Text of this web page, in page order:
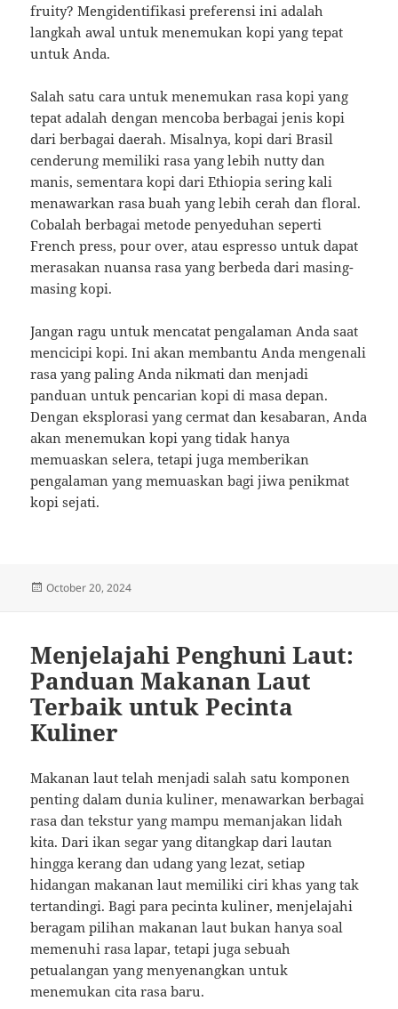
fruity? Mengidentifikasi preferensi ini adalah
langkah awal untuk menemukan kopi yang tepat
untuk Anda.
Salah satu cara untuk menemukan rasa kopi yang
tepat adalah dengan mencoba berbagai jenis kopi
dari berbagai daerah. Misalnya, kopi dari Brasil
cenderung memiliki rasa yang lebih nutty dan
manis, sementara kopi dari Ethiopia sering kali
menawarkan rasa buah yang lebih cerah dan floral.
Cobalah berbagai metode penyeduhan seperti
French press, pour over, atau espresso untuk dapat
merasakan nuansa rasa yang berbeda dari masing-
masing kopi.
Jangan ragu untuk mencatat pengalaman Anda saat
mencicipi kopi. Ini akan membantu Anda mengenali
rasa yang paling Anda nikmati dan menjadi
panduan untuk pencarian kopi di masa depan.
Dengan eksplorasi yang cermat dan kesabaran, Anda
akan menemukan kopi yang tidak hanya
memuaskan selera, tetapi juga memberikan
pengalaman yang memuaskan bagi jiwa penikmat
kopi sejati.
Posted
October 20, 2024
Menjelajahi Penghuni Laut:
Panduan Makanan Laut
Terbaik untuk Pecinta
Kuliner
Makanan laut telah menjadi salah satu komponen
penting dalam dunia kuliner, menawarkan berbagai
rasa dan tekstur yang mampu memanjakan lidah
kita. Dari ikan segar yang ditangkap dari lautan
hingga kerang dan udang yang lezat, setiap
hidangan makanan laut memiliki ciri khas yang tak
tertandingi. Bagi para pecinta kuliner, menjelajahi
beragam pilihan makanan laut bukan hanya soal
memenuhi rasa lapar, tetapi juga sebuah
petualangan yang menyenangkan untuk
menemukan cita rasa baru.